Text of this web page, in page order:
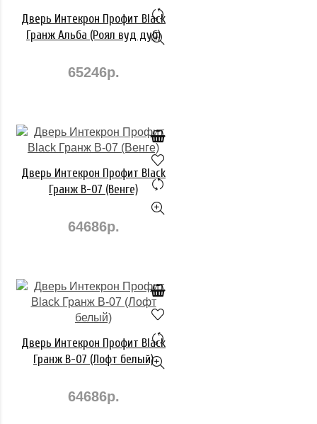
Дверь Интекрон Профит Black
Гранж Альба (Роял вуд дуб)
65246р.
Дверь Интекрон Профит Black
Гранж В-07 (Венге)
64686р.
Дверь Интекрон Профит Black
Гранж В-07 (Лофт белый)
64686р.